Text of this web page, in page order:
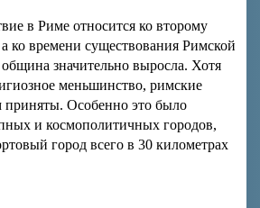
в Риме относится ко второму
ко времени существования Римской
значительно выросла. Хотя
меньшинство, римские
приняты. Особенно это было
и космополитичных городов,
город всего в 30 километрах